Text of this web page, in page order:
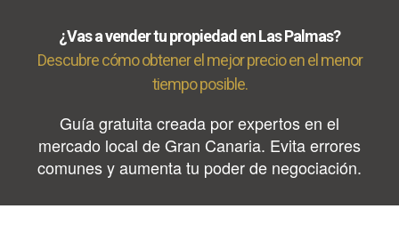
¿Vas a vender tu propiedad en Las Palmas?
Descubre cómo obtener el mejor precio en el menor
tiempo posible.
Guía gratuita creada por expertos en el
mercado local de Gran Canaria. Evita errores
comunes y aumenta tu poder de negociación.